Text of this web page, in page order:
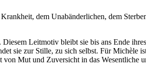
dem Unabänderlichen, dem
Leitmotiv bleibt sie bis ans Ende
sie zur Stille, zu sich selbst. Für Michèle
Mut und Zuversicht in das Wesentliche